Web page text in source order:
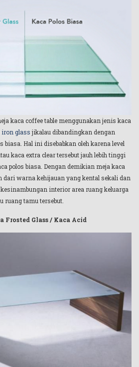
kaca coffee table menggunakan jenis kaca
iron glass jikalau dibandingkan dengan
biasa. Hal ini disebabkan oleh karena level
kaca extra clear tersebut jauh lebih tinggi
polos biasa. Dengan demikian meja kaca
dari warna kehijauan yang kental sekali dan
interior area ruang keluarga
ruang tamu tersebut.
Frosted Glass / Kaca Acid